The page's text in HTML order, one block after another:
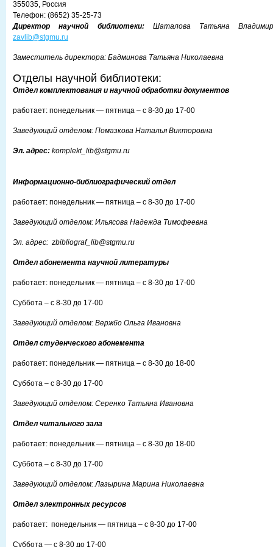
355035, Россия
Телефон: (8652) 35-25-73
Директор научной библиотеки: Шаталова Татьяна
zavlib@stgmu.ru
Заместитель директора: Бадминова Татьяна Николаевна
Отделы научной библиотеки:
Отдел комплектования и научной обработки документов
работает: понедельник — пятница – с 8-30 до 17-00
Заведующий отделом: Помазкова Наталья Викторовна
Эл. адрес: komplekt_lib@stgmu.ru
Информационно-библиографический отдел
работает: понедельник — пятница – с 8-30 до 17-00
Заведующий отделом: Ильясова Надежда Тимофеевна
Эл. адрес: zbibliograf_lib@stgmu.ru
Отделабонемента научной литературы
работает: понедельник — пятница – с 8-30 до 17-00
Суббота – с 8-30 до 17-00
Заведующий отделом: Вержбо Ольга Ивановна
Отдел студенческого абонемента
работает: понедельник — пятница – с 8-30 до 18-00
Суббота – с 8-30 до 17-00
Заведующий отделом: Серенко Татьяна Ивановна
Отдел читального зала
работает: понедельник — пятница – с 8-30 до 18-00
Суббота – с 8-30 до 17-00
Заведующий отделом: Лазырина Марина Николаевна
Отдел электронных ресурсов
работает: понедельник — пятница – с 8-30 до 17-00
Суббота — с 8-30 до 17-00